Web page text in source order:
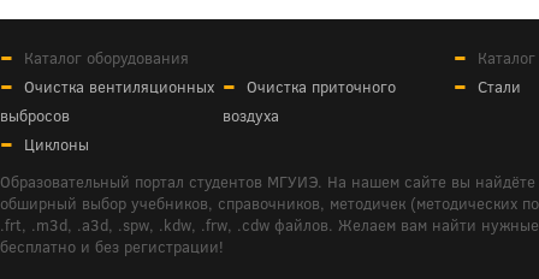
Каталог оборудования
Очистка вентиляционных
выбросов
Очистка приточного
воздуха
Циклоны
Стали
Образовательный портал студентов МГУИЭ. На нашем сайте вы
обширный выбор учебников, справочников, методичек (методических
.frt, .m3d, .a3d, .spw, .kdw, .frw, .cdw файлов. Желаем вам найти
бесплатно и без регистрации!